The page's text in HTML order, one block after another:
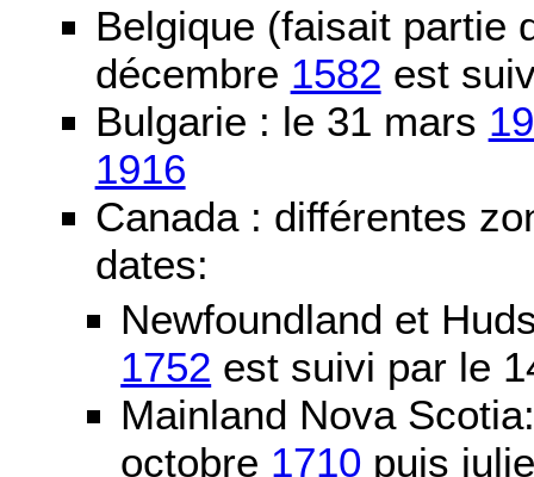
Belgique (faisait partie
décembre 1582 est
Bulgarie : le 31 mars
1916
Canada : différentes
dates:
Newfoundland et
1752 est suivi par le
Mainland Nova
octobre 1710 puis